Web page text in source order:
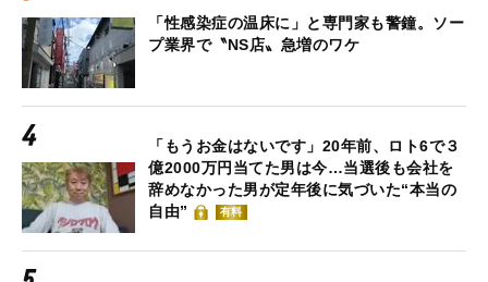
「性感染症の温床に」と専門家も警鐘。ソー
プ業界で〝NS店〟急増のワケ
「もうお金はないです」20年前、ロト6で３
億2000万円当てた男は今…当選後も会社を
辞めなかった男が定年後に気づいた“本当の
自由”
有料